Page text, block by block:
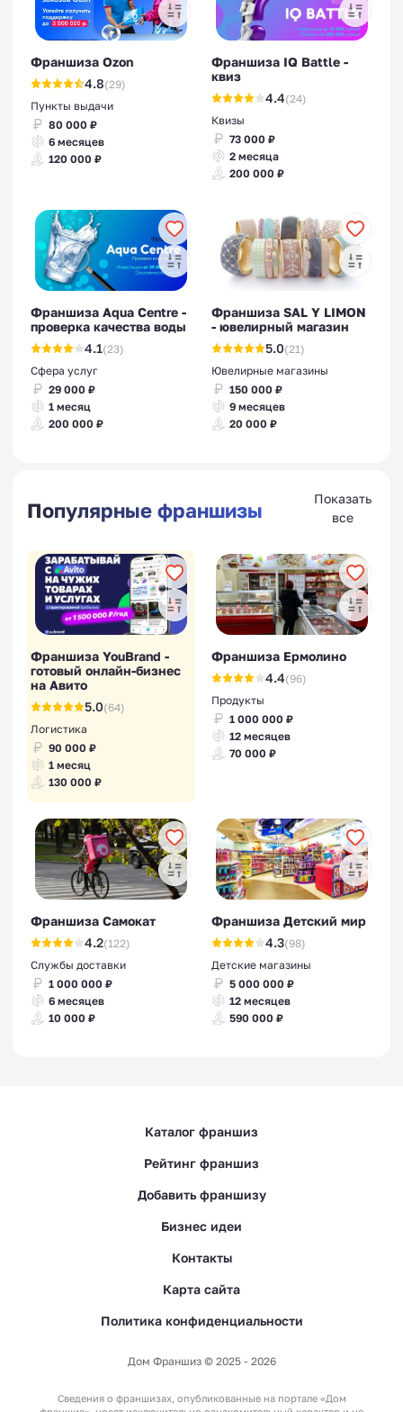
Франшиза Ozon
4.8(29)
Пункты выдачи
80 000 ₽
6 месяцев
120 000 ₽
Франшиза IQ Battle -
квиз
4.4(24)
Квизы
73 000 ₽
2 месяца
200 000 ₽
Франшиза Aqua Centre -
проверка качества воды
4.1(23)
Сфера услуг
29 000 ₽
1 месяц
200 000 ₽
Франшиза SAL Y LIMON
- ювелирный магазин
5.0(21)
Ювелирные магазины
150 000 ₽
9 месяцев
20 000 ₽
Популярные франшизы
Показать
все
Франшиза YouBrand -
готовый онлайн-бизнес
на Авито
5.0(64)
Логистика
90 000 ₽
1 месяц
130 000 ₽
Франшиза Ермолино
4.4(96)
Продукты
1 000 000 ₽
12 месяцев
70 000 ₽
Франшиза Самокат
4.2(122)
Службы доставки
1 000 000 ₽
6 месяцев
10 000 ₽
Франшиза Детский мир
4.3(98)
Детские магазины
5 000 000 ₽
12 месяцев
590 000 ₽
Каталог франшиз
Рейтинг франшиз
Добавить франшизу
Бизнес идеи
Контакты
Карта сайта
Политика конфиденциальности
Дом Франшиз © 2025 - 2026